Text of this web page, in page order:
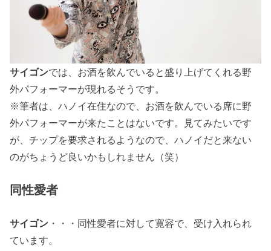
サイゴンでは、お酒を飲んでいると盛り上げてくれる野
外パフォーマーが現れるそうです。
※筆者は、ハノイ在住なので、お酒を飲んでいる席に野
外パフォーマーが来たことはないです。見てみたいです
が、チップを要求されるようなので、ハノイだと来ない
のがちょうど良いかもしれません（笑）
同性愛者
サイゴン ・・・同性愛者に対して寛容で、受け入れられ
ています。